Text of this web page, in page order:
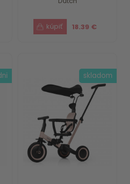
18.39 €
skladom